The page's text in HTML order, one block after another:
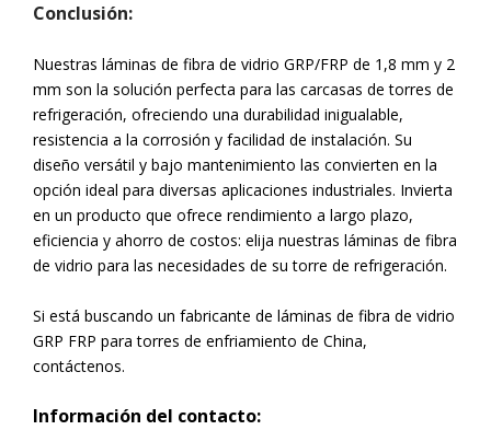
Conclusión:
Nuestras láminas de fibra de vidrio GRP/FRP de 1,8 mm y 2
mm son la solución perfecta para las carcasas de torres de
refrigeración, ofreciendo una durabilidad inigualable,
resistencia a la corrosión y facilidad de instalación. Su
diseño versátil y bajo mantenimiento las convierten en la
opción ideal para diversas aplicaciones industriales. Invierta
en un producto que ofrece rendimiento a largo plazo,
eficiencia y ahorro de costos: elija nuestras láminas de fibra
de vidrio para las necesidades de su torre de refrigeración.
Si está buscando un fabricante de láminas de fibra de vidrio
GRP FRP para torres de enfriamiento de China,
contáctenos.
Información del contacto: